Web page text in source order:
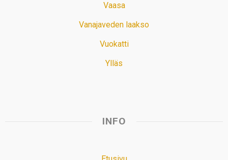
Vaasa
Vanajaveden laakso
Vuokatti
Ylläs
INFO